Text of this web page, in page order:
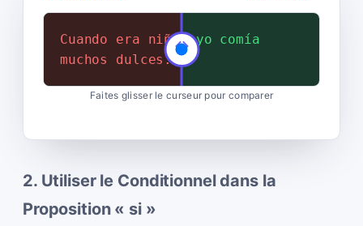
Cuando era niño, yo comería
muchos dulces.
Cuando era niño, yo comía
muchos dulces.
Faites glisser le curseur pour comparer
2. Utiliser le Conditionnel dans la
Proposition « si »